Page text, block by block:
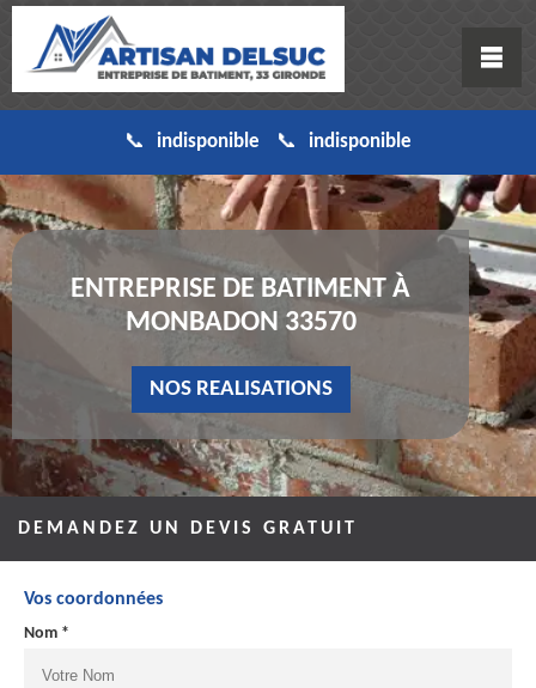
indisponible indisponible
ENTREPRISE DE BATIMENT À
MONBADON 33570
NOS REALISATIONS
DEMANDEZ UN DEVIS GRATUIT
Vos coordonnées
Nom *